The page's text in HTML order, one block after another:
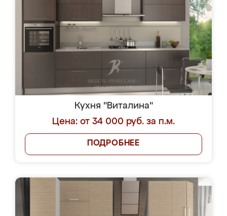
Кухня "Виталина"
Цена: от 34 000 руб. за п.м.
ПОДРОБНЕЕ